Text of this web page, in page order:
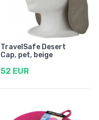
TravelSafe Desert
Cap, pet, beige
52 EUR